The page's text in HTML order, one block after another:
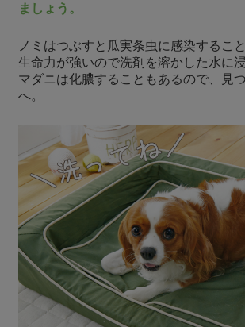
ましょう。
ノミはつぶすと瓜実条虫に感染するこ
生命力が強いので洗剤を溶かした水に
マダニは化膿することもあるので、見
へ。